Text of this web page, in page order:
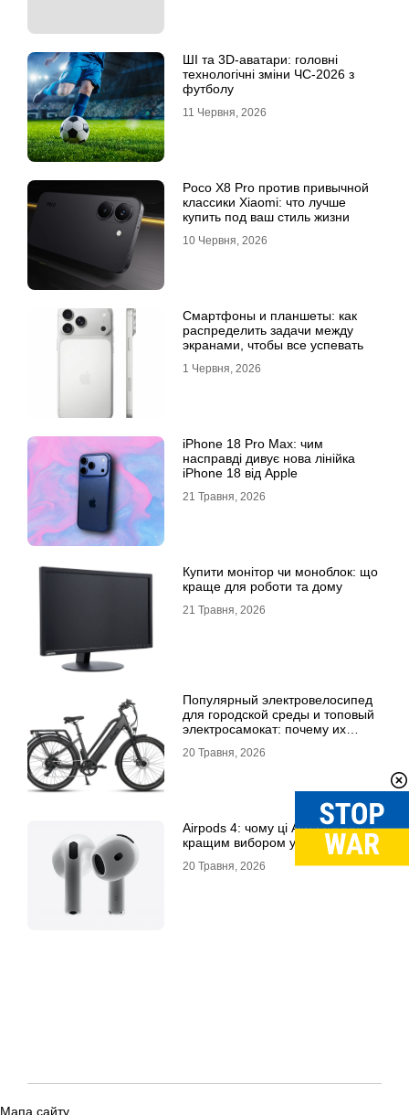
ШІ та 3D-аватари: головні
технологічні зміни ЧС-2026 з
футболу
11 Червня, 2026
Poco X8 Pro против привычной
классики Xiaomi: что лучше
купить под ваш стиль жизни
10 Червня, 2026
Смартфоны и планшеты: как
распределить задачи между
экранами, чтобы все успевать
1 Червня, 2026
iPhone 18 Pro Max: чим
насправді дивує нова лінійка
iPhone 18 від Apple
21 Травня, 2026
Купити монітор чи моноблок: що
краще для роботи та дому
21 Травня, 2026
Популярный электровелосипед
для городской среды и топовый
электросамокат: почему их
20 Травня, 2026
Airpods 4: чому ці Airpods стали
кращим вибором у 2026 році
20 Травня, 2026
Мапа сайту